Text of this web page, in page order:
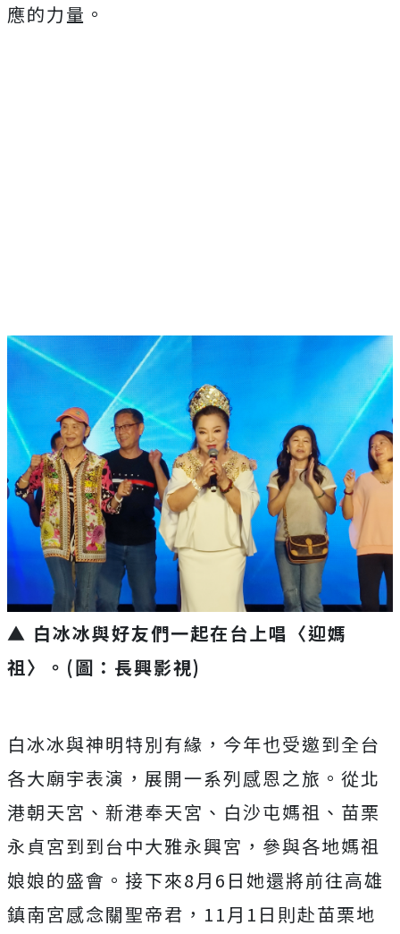
應的力量。
▲ 白冰冰與好友們一起在台上唱〈迎媽
祖〉。(圖：長興影視)
白冰冰與神明特別有緣，今年也受邀到全台
各大廟宇表演，展開一系列感恩之旅。從北
港朝天宮、新港奉天宮、白沙屯媽祖、苗栗
永貞宮到到台中大雅永興宮，參與各地媽祖
娘娘的盛會。接下來8月6日她還將前往高雄
鎮南宮感念關聖帝君，11月1日則赴苗栗地